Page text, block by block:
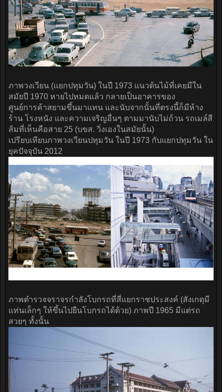
ภาพวงเวียน (แยกปทุมวัน) ในปี 1973 แนวต้นไม้ที่เคยมีใน
สมัยปี 1970 หายไปหมดแล้ว กลายเป็นอาคารของ
ศูนย์การค้าสยามขึ้นมาแทน และนับจากนั้นที่ตรงนี้ก็มีห้าง
ร้าน โรงหนัง และความเจริญอื่นๆ ตามมานับไม่ถ้วน รถเมล์สี
ส้มที่เห็นคือสาย 25 (บขส. วิ่งเองในสมัยนั้น)
เปรียบเทียบภาพวงเวียนปทุมวัน ในปี 1973 กับแยกปทุมวัน ใน
ยุคปัจจุบัน 2012
ภาพตำรวจจราจรกำลังโบกรถที่สี่แยกราชประสงค์ (สังเกตุมี
แท่นเล็กๆ ให้ขึ้นไปยืนโบกรถได้ด้วย) ภาพปี 1965 มีแต่รถ
สวยๆ ทั้งนั้น